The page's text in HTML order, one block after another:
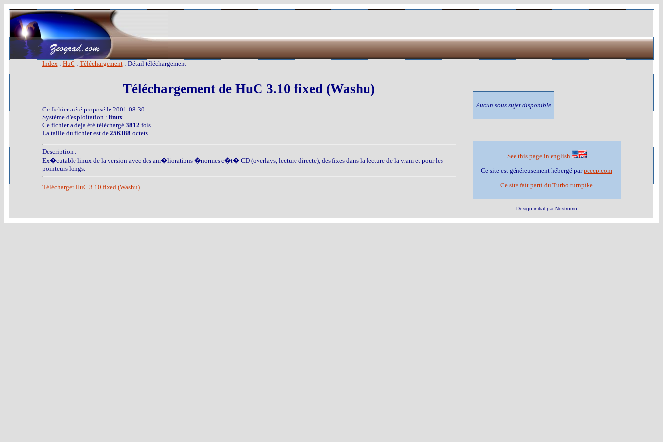
Index: HuC : Téléchargement: Détail téléchargement
Téléchargement de HuC 3.10 fixed (Washu)
Ce fichier a été proposé le 2001-08-30.
Système d'exploitation : linux
Ce fichier a deja été téléchargé 3812 fois.
La taille du fichier est de 256388 octets.
Description :
Ex�cutable linux de la version avec des am�liorations �normes c�t� CD (overlays, lecture directe), des fixes dans la lecture de la vram et pour les
pointeurs longs.
Télécharger HuC 3.10 fixed (Washu)
Aucun sous sujet disponible
See this page in english
Ce site est généreusement hébergé parpcecp.com
Ce site fait parti du Turbo turnpike
Design initial par Nostromo